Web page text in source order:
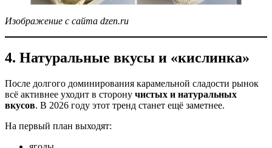
Изображение с сайта dzen.ru
4. Натуральные вкусы и «кислинка»
После долгого доминирования карамельной сладости рынок
всё активнее уходит в сторону чистых и натуральных
вкусов. В 2026 году этот тренд станет ещё заметнее.
На первый план выходят: